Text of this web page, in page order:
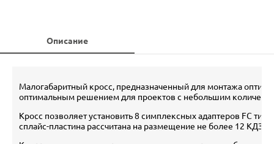
Описание
Малогабаритный кросс, предназначенный для монтажа
оптимальным решением для проектов с небольшим
Кросс позволяет установить 8 симплексных адаптеров FC
сплайс-пластина рассчитана на размещение не более 12 КДЗС.